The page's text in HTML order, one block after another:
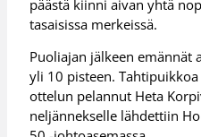
päästä kiinni aivan yhtä
tasaisissa merkeissä.
Puoliajan jälkeen emännät
yli 10 pisteen.
ottelun pelannut Heta
neljännekselle lähdettiin